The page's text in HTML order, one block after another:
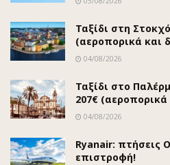
Ταξίδι στη
(αεροπορικά και
04/08/2026
Ταξίδι στο
207€ (αεροπορικά
04/08/2026
Ryanair: πτήσεις
επιστροφή!